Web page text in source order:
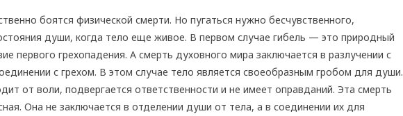
боятся физической смерти. Но пугаться нужно бесчувственного,
души, когда тело еще живое. В первом случае гибель — это природный
первого грехопадения. А смерть духовного мира заключается в разлучении с
с грехом. В этом случае тело является своеобразным гробом для души.
от воли, подвергается ответственности и не имеет оправданий. Эта смерть
Она не заключается в отделении души от тела, а в соединении их для